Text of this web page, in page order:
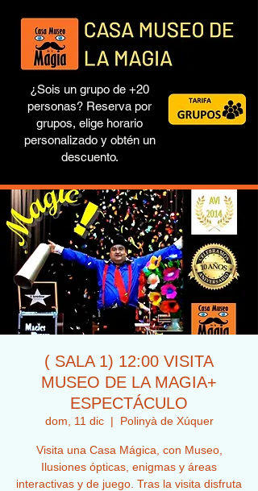
¿Sois un grupo de +20
personas? Reserva por
grupos, elige horario
personalizado y obtén un
descuento.
( SALA 1) 12:00 VISITA
MUSEO DE LA MAGIA+
ESPECTÁCULO
dom, 11 dic
  |
Polinyà de Xúquer
Visita una Casa Mágica, con Museo,
Ilusiones ópticas, enigmas y áreas
interactivas y de juego. Tras la visita disfruta